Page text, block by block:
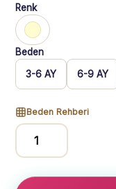
Renk
Beden
3-6 AY
6-9 AY
Beden Rehberi
Erkek
Krem